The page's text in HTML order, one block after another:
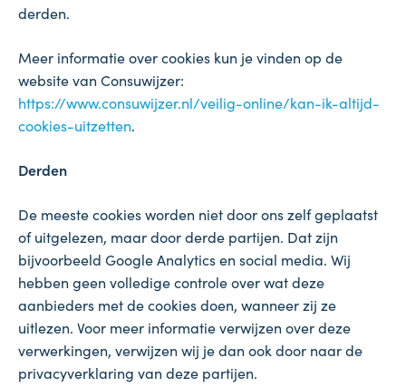
derden.
Meer informatie over cookies kun je vinden op de
website van Consuwijzer:
https://www.consuwijzer.nl/veilig-online/kan-ik-altijd-
cookies-uitzetten.
Derden
De meeste cookies worden niet door ons zelf geplaatst
of uitgelezen, maar door derde partijen. Dat zijn
bijvoorbeeld Google Analytics en social media. Wij
hebben geen volledige controle over wat deze
aanbieders met de cookies doen, wanneer zij ze
uitlezen. Voor meer informatie verwijzen over deze
verwerkingen, verwijzen wij je dan ook door naar de
privacyverklaring van deze partijen.